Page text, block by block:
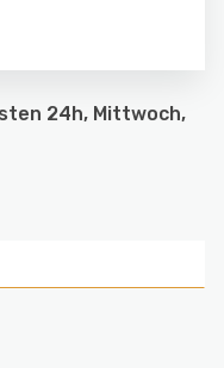
24h, Mittwoch,